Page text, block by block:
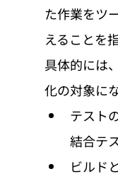
た作業をツ
えることを
具体的には
化の対象に
テスト
結合テ
ビルド